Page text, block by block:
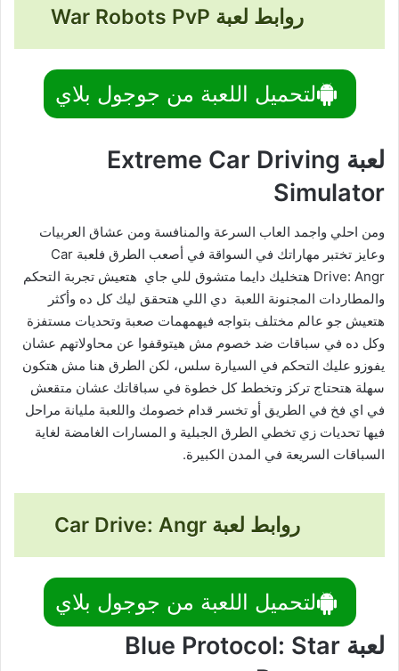
روابط لعبة War Robots PvP
لتحميل اللعبة من جوجول بلاي
لعبة Extreme Car Driving
Simulator
ومن احلي واجمد العاب السرعة والمنافسة ومن عشاق العربيات
وعايز تختبر مهاراتك في السواقة في أصعب الطرق فلعبة Car
Drive: Angr هتخليك دايما متشوق للي جاي هتعيش تجربة التحكم
والمطاردات المجنونة اللعبة دي اللي هتحقق ليك كل ده وأكثر
هتعيش جو عالم مختلف بتواجه فيهمهمات صعبة وتحديات مستفزة
وكل ده في سباقات ضد خصوم مش هيتوقفوا عن محاولاتهم عشان
يفوزو عليك التحكم في السيارة سلس، لكن الطرق هنا مش هتكون
سهلة هتحتاج تركز وتخطط كل خطوة في سباقاتك عشان متقعش
في اي فخ في الطريق أو تخسر قدام خصومك واللعبة مليانة مراحل
فيها تحديات زي تخطي الطرق الجبلية و المسارات الغامضة لغاية
السباقات السريعة في المدن الكبيرة.
روابط لعبة Car Drive: Angr
لتحميل اللعبة من جوجول بلاي
لعبة Blue Protocol: Star